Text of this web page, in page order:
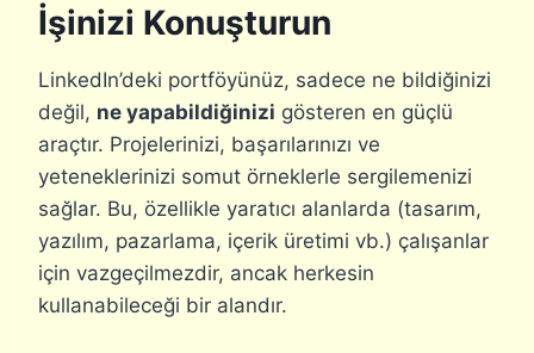
İşinizi Konuşturun
LinkedIn’deki portföyünüz, sadece ne bildiğinizi
değil, ne yapabildiğinizi gösteren en güçlü
araçtır. Projelerinizi, başarılarınızı ve
yeteneklerinizi somut örneklerle sergilemenizi
sağlar. Bu, özellikle yaratıcı alanlarda (tasarım,
yazılım, pazarlama, içerik üretimi vb.) çalışanlar
için vazgeçilmezdir, ancak herkesin
kullanabileceği bir alandır.